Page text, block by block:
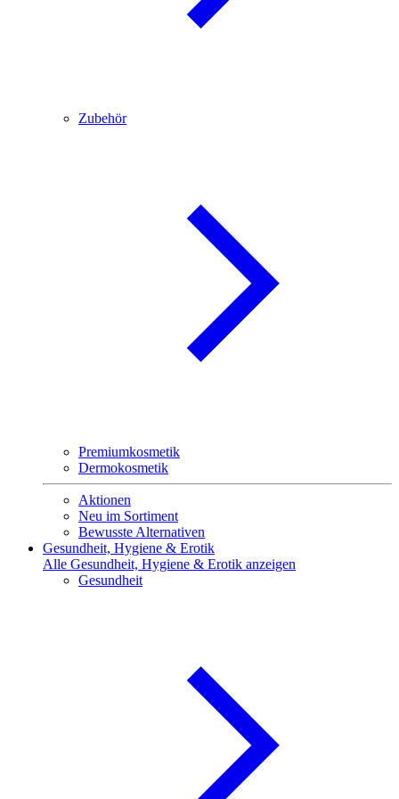
Zubehör
Premiumkosmetik
Dermokosmetik
Aktionen
Neu im Sortiment
Bewusste Alternativen
Gesundheit, Hygiene & Erotik
Alle Gesundheit, Hygiene & Erotik anzeigen
Gesundheit